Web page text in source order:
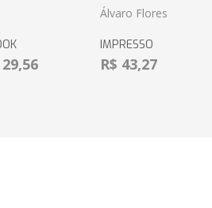
29,56
Álvaro Flores
IMPRESSO
R$ 43,27